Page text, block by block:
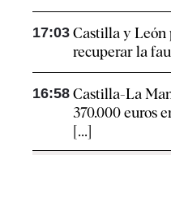
17:03 Castilla y León
recuperar la
16:58 Castilla-La
370.000 euros
[...]